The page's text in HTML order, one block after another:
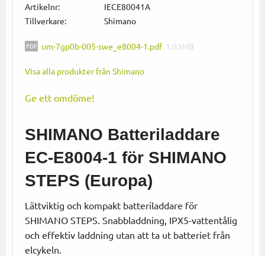
Artikelnr
IECE80041A
Tillverkare
Shimano
um-7gp0b-005-swe_e8004-1.pdf 1.03MB
Visa alla produkter från Shimano
Ge ett omdöme!
SHIMANO Batteriladdare
EC-E8004-1 för SHIMANO
STEPS (Europa)
Lättviktig och kompakt batteriladdare för
SHIMANO STEPS. Snabbladdning, IPX5-vattentålig
och effektiv laddning utan att ta ut batteriet från
elcykeln.